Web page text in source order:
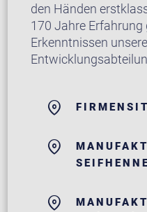
den Händen
170 Jahre
Erkenntnissen